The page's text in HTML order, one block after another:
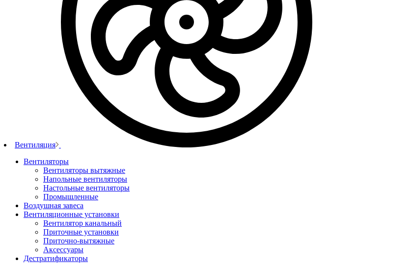
Вентиляция
Вентиляторы
Вентиляторы вытяжные
Напольные вентиляторы
Настольные вентиляторы
Промышленные
Воздушная завеса
Вентиляционные установки
Вентилятор канальный
Приточные установки
Приточно-вытяжные
Аксессуары
Дестратификаторы